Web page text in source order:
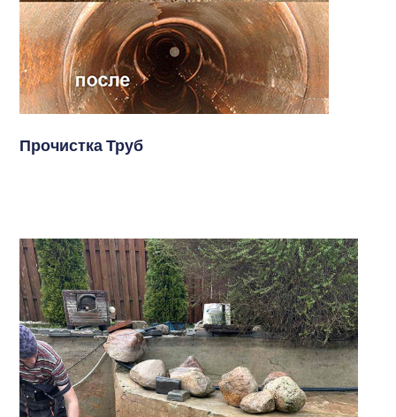
Прочистка Труб